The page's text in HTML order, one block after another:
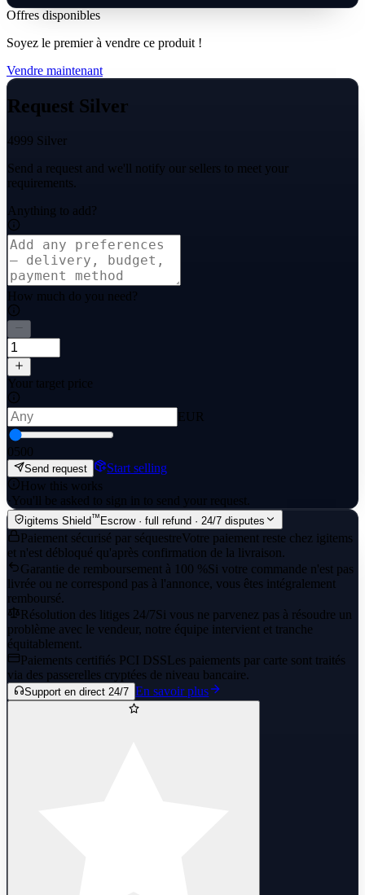
Offres disponibles
Soyez le premier à vendre ce produit !
Vendre maintenant
Request Silver
4999 Silver
Send a request and we'll notify our sellers to meet your
requirements.
Anything to add?
How much do you need?
Your target price
EUR
0500
Send request
Start selling
How this works
·You'll be asked to sign in to send your request.
igitems Shield™ Escrow · full refund · 24/7 disputes
Paiement sécurisé par séquestreVotre paiement reste chez igitems
et n'est débloqué qu'après confirmation de la livraison.
Garantie de remboursement à 100 %Si votre commande n'est pas
livrée ou ne correspond pas à l'annonce, vous êtes intégralement
remboursé.
Résolution des litiges 24/7Si vous ne parvenez pas à résoudre un
problème avec le vendeur, notre équipe intervient et tranche
équitablement.
Paiements certifiés PCI DSSLes paiements par carte sont traités
via des passerelles cryptées de niveau bancaire.
Support en direct 24/7 En savoir plus